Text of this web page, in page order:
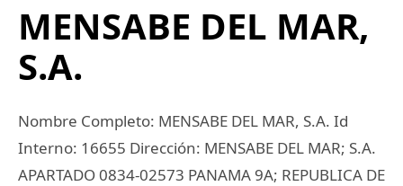
MENSABE DEL MAR,
S.A.
Nombre Completo: MENSABE DEL MAR, S.A. Id
Interno: 16655 Dirección: MENSABE DEL MAR; S.A.
APARTADO 0834-02573 PANAMA 9A; REPUBLICA DE